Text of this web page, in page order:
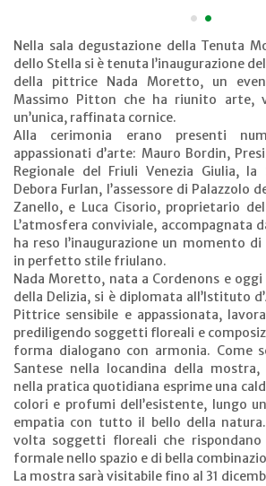
• •
Nella sala degustazione della Tenuta
dello Stella si è tenuta l’inaugurazione
della pittrice Nada Moretto, un
Massimo Pitton che ha riunito arte,
un’unica, raffinata cornice.
Alla cerimonia erano presenti
appassionati d’arte: Mauro Bordin,
Regionale del Friuli Venezia Giulia, la
Debora Furlan, l’assessore di Palazzolo
Zanello, e Luca Cisorio, proprietario
L’atmosfera conviviale, accompagnata
ha reso l’inaugurazione un momento
in perfetto stile friulano.
Nada Moretto, nata a Cordenons e oggi
della Delizia, si è diplomata all’Istituto
Pittrice sensibile e appassionata,
prediligendo soggetti floreali e
forma dialogano con armonia. Come
Santese nella locandina della mostra,
nella pratica quotidiana esprime una
colori e profumi dell’esistente, lungo
empatia con tutto il bello della
volta soggetti floreali che rispondano
formale nello spazio e di bella
La mostra sarà visitabile fino al 31